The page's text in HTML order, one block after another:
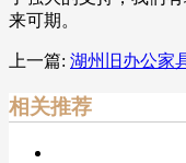
来可期。
上一篇: 湖州旧办公家
相关推荐